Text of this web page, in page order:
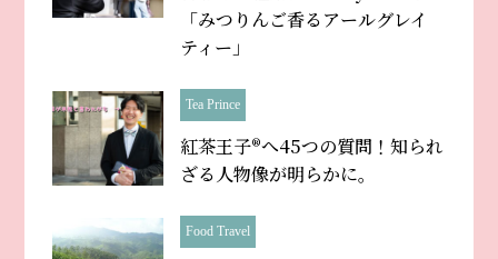
「みつりんご香るアールグレイ
ティー」
Tea Prince
紅茶王子®へ45つの質問！知られ
ざる人物像が明らかに。
Food Travel